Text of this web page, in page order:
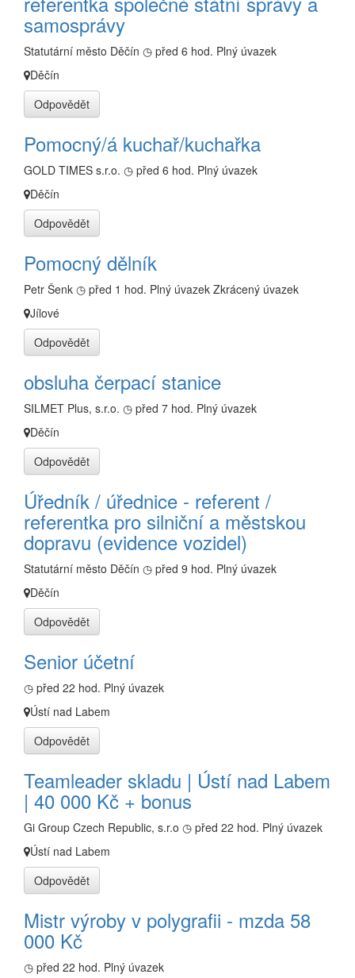
samosprávy
Statutární město Děčín ◷ před 6 hod. Plný úvazek
Děčín
Odpovědět
Pomocný/á kuchař/kuchařka
GOLD TIMES s.r.o. ◷ před 6 hod. Plný úvazek
Děčín
Odpovědět
Pomocný dělník
Petr Šenk ◷ před 1 hod. Plný úvazek Zkrácený úvazek
Jílové
Odpovědět
obsluha čerpací stanice
SILMET Plus, s.r.o. ◷ před 7 hod. Plný úvazek
Děčín
Odpovědět
Úředník / úřednice - referent /
referentka pro silniční a městskou
dopravu (evidence vozidel)
Statutární město Děčín ◷ před 9 hod. Plný úvazek
Děčín
Odpovědět
Senior účetní
◷ před 22 hod. Plný úvazek
Ústí nad Labem
Odpovědět
Teamleader skladu | Ústí nad Labem
| 40 000 Kč + bonus
Gi Group Czech Republic, s.r.o ◷ před 22 hod. Plný úvazek
Ústí nad Labem
Odpovědět
Mistr výroby v polygrafii - mzda 58
000 Kč
◷ před 22 hod. Plný úvazek